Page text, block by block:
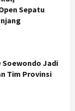
Tim Provinsi
Murah
Sekolah